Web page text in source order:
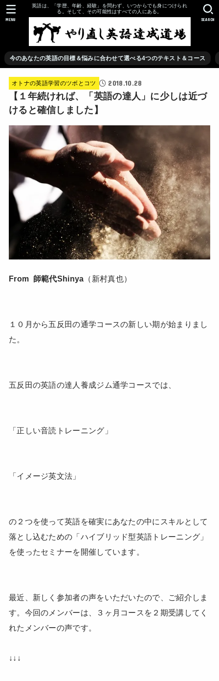
英語は、「学歴、年齢、経験」を問わず、いつからでも身につけられ
る。そして、その可能性はすべての人にある。
今のあなたの英語の目標＆悩みに合わせて選べる4つのテキスト＆コース
SEARCH
MENU
オトナの英語学習のツボとコツ 2018.10.28
【１年続ければ、「英語の達人」に少しは近づ
けると確信しました】
From 師範代Shinya （新村真也）
１０月から五反田の通学コースの新しい期が始まりまし
た。
五反田の英語の達人養成ジム通学コースでは、
「正しい音読トレーニング」
「イメージ英文法」
の２つを使って英語を確実にあなたの中にスキルとして
落とし込むための「ハイブリッド型英語トレーニング」
を使ったセミナーを開催しています。
最近、新しく参加者の声をいただいたので、ご紹介しま
す。今回のメンバーは、３ヶ月コースを２期受講してく
れたメンバーの声です。
↓↓↓